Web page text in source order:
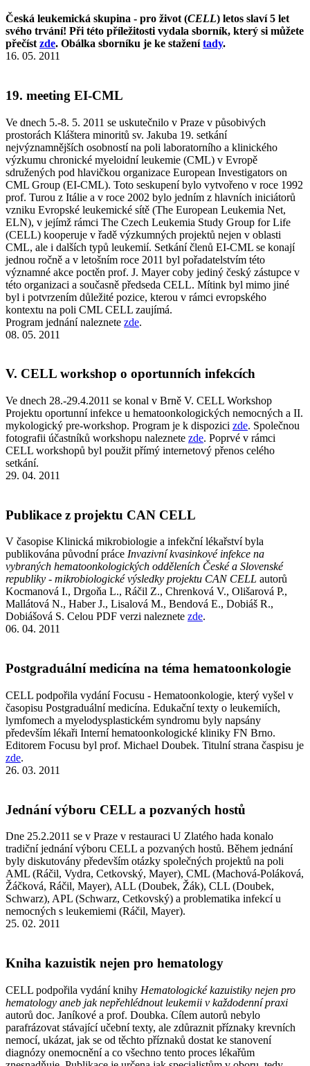
Česká leukemická skupina - pro život (CELL) letos slaví 5 let
svého trvání! Při této příležitosti vydala sborník, který si můžete
přečíst zde. Obálka sborníku je ke staženítady.
16. 05. 2011
19. meeting EI-CML
Ve dnech 5.-8. 5. 2011 se uskutečnilo v Praze v působivých
prostorách Kláštera minoritů sv. Jakuba 19. setkání
nejvýznamnějších osobností na poli laboratorního a klinického
výzkumu chronické myeloidní leukemie (CML) v Evropě
sdružených pod hlavičkou organizace European Investigators on
CML Group (EI-CML). Toto seskupení bylo vytvořeno v roce 1992
prof. Turou z Itálie a v roce 2002 bylo jedním z hlavních iniciátorů
vzniku Evropské leukemické sítě (The European Leukemia Net,
ELN), v jejímž rámci The Czech Leukemia Study Group for Life
(CELL) kooperuje v řadě výzkumných projektů nejen v oblasti
CML, ale i dalších typů leukemií. Setkání členů EI-CML se konají
jednou ročně a v letošním roce 2011 byl pořadatelstvím této
významné akce poctěn prof. J. Mayer coby jediný český zástupce v
této organizaci a současně předseda CELL. Mítink byl mimo jiné
byl i potvrzením důležité pozice, kterou v rámci evropského
kontextu na poli CML CELL zaujímá.
Program jednání naleznete zde.
08. 05. 2011
V. CELL workshop o oportunních infekcích
Ve dnech 28.-29.4.2011 se konal v Brně V. CELL Workshop
Projektu oportunní infekce u hematoonkologických nemocných a II.
mykologický pre-workshop. Program je k dispozici zde. Společnou
fotografii účastníků workshopu naleznete zde. Poprvé v rámci
CELL workshopů byl použit přímý internetový přenos celého
setkání.
29. 04. 2011
Publikace z projektu CAN CELL
V časopise Klinická mikrobiologie a infekční lékařství byla
publikována původní práce Invazivní kvasinkové infekce na
vybraných hematoonkologických odděleních České a Slovenské
republiky - mikrobiologické výsledky projektu CAN CELL autorů
Kocmanová I., Drgoňa L., Ráčil Z., Chrenková V., Olišarová P.,
Mallátová N., Haber J., Lisalová M., Bendová E., Dobiáš R.,
Dobiášová S. Celou PDF verzi naleznete zde.
06. 04. 2011
Postgraduální medicína na téma hematoonkologie
CELL podpořila vydání Focusu - Hematoonkologie, který vyšel v
časopisu Postgraduální medicína. Edukační texty o leukemiích,
lymfomech a myelodysplastickém syndromu byly napsány
především lékaři Interní hematoonkologické kliniky FN Brno.
Editorem Focusu byl prof. Michael Doubek. Titulní strana časpisu je
zde.
26. 03. 2011
Jednání výboru CELL a pozvaných hostů
Dne 25.2.2011 se v Praze v restauraci U Zlatého hada konalo
tradiční jednání výboru CELL a pozvaných hostů. Během jednání
byly diskutovány především otázky společných projektů na poli
AML (Ráčil, Vydra, Cetkovský, Mayer), CML (Machová-Poláková,
Žáčková, Ráčil, Mayer), ALL (Doubek, Žák), CLL (Doubek,
Schwarz), APL (Schwarz, Cetkovský) a problematika infekcí u
nemocných s leukemiemi (Ráčil, Mayer).
25. 02. 2011
Kniha kazuistik nejen pro hematology
CELL podpořila vydání knihy Hematologické kazuistiky nejen pro
hematology aneb jak nepřehlédnout leukemii v každodenní praxi
autorů doc. Janíkové a prof. Doubka. Cílem autorů nebylo
parafrázovat stávající učební texty, ale zdůraznit příznaky krevních
nemocí, ukázat, jak se od těchto příznaků dostat ke stanovení
diagnózy onemocnění a co všechno tento proces lékařům